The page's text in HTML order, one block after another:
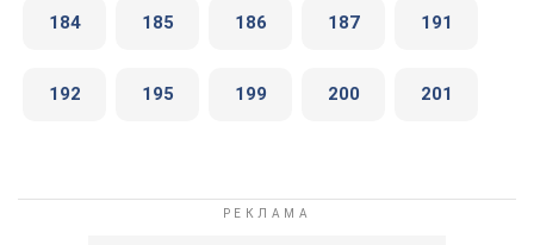
184 185 186 187 191
192 195 199 200 201